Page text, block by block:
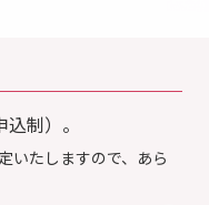
制）。
いたしますので、あら